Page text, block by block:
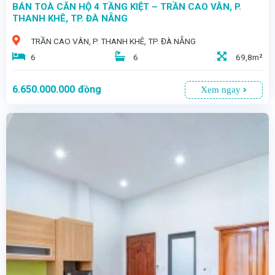
BÁN TOÀ CĂN HỘ 4 TẦNG KIỆT – TRẦN CAO VÂN, P.
THANH KHÊ, TP. ĐÀ NẴNG
TRẦN CAO VÂN, P. THANH KHÊ, TP. ĐÀ NẴNG
6
6 69,8m²
6.650.000.000 đồng Xem ngay